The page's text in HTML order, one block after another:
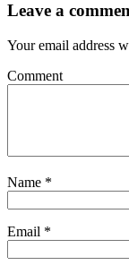
Leave a
Your email address
Comment
Name *
Email *